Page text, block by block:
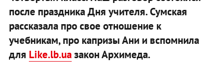
после праздника Дня учителя. Сумская
рассказала про свое отношение к
учебникам, про капризы Ани и вспомнила
для Like.lb.uaзакон Архимеда.